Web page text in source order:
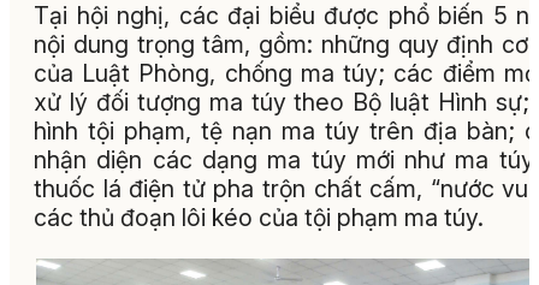
Tại hội nghị, các đại biểu được phổ biến 5
nội dung trọng tâm, gồm: những quy định cơ
của Luật Phòng, chống ma túy; các điểm
xử lý đối tượng ma túy theo Bộ luật Hình sự;
hình tội phạm, tệ nạn ma túy trên địa bàn;
nhận diện các dạng ma túy mới như ma
thuốc lá điện tử pha trộn chất cấm, “nước
các thủ đoạn lôi kéo của tội phạm ma túy.